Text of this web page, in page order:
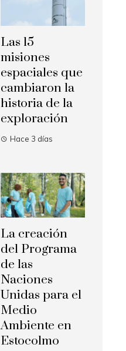
Las 15
misiones
espaciales que
cambiaron la
historia de la
exploración
Hace 3 días
La creación
del Programa
de las
Naciones
Unidas para el
Medio
Ambiente en
Estocolmo